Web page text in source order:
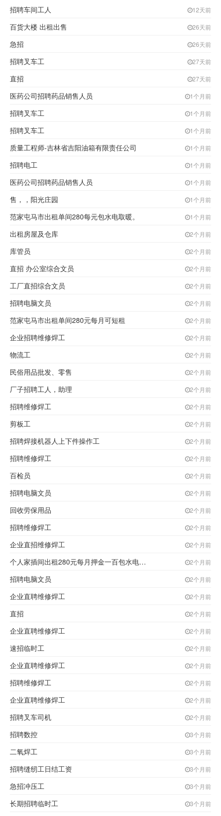
招聘车间工人 12天前
百货大楼 出租出售 26天前
急招 26天前
招聘叉车工 27天前
直招 27天前
医药公司招聘药品销售人员 1个月前
招聘叉车工 1个月前
招聘叉车工 1个月前
质量工程师-吉林省吉阳油箱有限责任公司 1个月前
招聘电工 1个月前
医药公司招聘药品销售人员 1个月前
售，，阳光庄园 1个月前
范家屯马市出租单间280每元包水电取暖。 1个月前
出租房屋及仓库 2个月前
库管员 2个月前
直招 办公室综合文员 2个月前
工厂直招综合文员 2个月前
招聘电脑文员 2个月前
范家屯马市出租单间280元每月可短租 2个月前
企业招聘维修焊工 2个月前
物流工 2个月前
民俗用品批发、零售 2个月前
厂子招聘工人，助理 2个月前
招聘维修焊工 2个月前
剪板工 2个月前
招聘焊接机器人上下件操作工 2个月前
招聘维修焊工 2个月前
百检员 2个月前
招聘电脑文员 2个月前
回收劳保用品 2个月前
招聘维修焊工 2个月前
企业直招维修焊工 2个月前
个人家插间出租280元每月押金一百包水电取暖 2个月前
招聘电脑文员 2个月前
企业直聘维修焊工 2个月前
直招 2个月前
企业直聘维修焊工 2个月前
速招临时工 2个月前
企业直聘维修焊工 2个月前
招聘维修焊工 2个月前
企业直聘维修焊工 2个月前
招聘叉车司机 2个月前
招聘数控 3个月前
二氧焊工 3个月前
招聘缝纫工日结工资 3个月前
急招冲压工 3个月前
长期招聘临时工 3个月前